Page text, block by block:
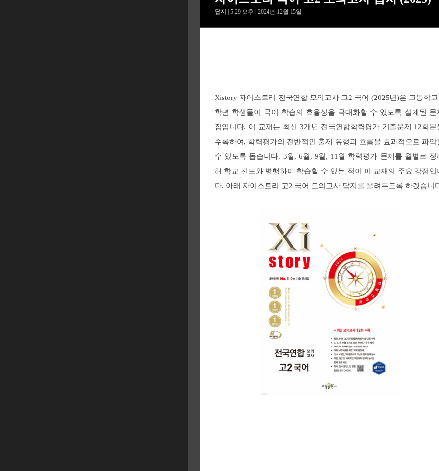
답지 | 5:29 오후 | 2024년 12월 15일
Xistory 자이스토리 전국연합 모의고사 고2 국어 (2025년)은 고등학교
학년 학생들이 국어 학습의 효율성을 극대화할 수 있도록 설계된 문
집입니다. 이 교재는 최신 3개년 전국연합학력평가 기출문제 12회분
수록하여, 학력평가의 전반적인 출제 유형과 흐름을 효과적으로 파악
수 있도록 돕습니다. 3월, 6월, 9월, 11월 학력평가 문제를 월별로 정
해 학교 진도와 병행하며 학습할 수 있는 점이 이 교재의 주요 강점입
다. 아래 자이스토리 고2 국어 모의고사 답지를 올려두도록 하겠습니